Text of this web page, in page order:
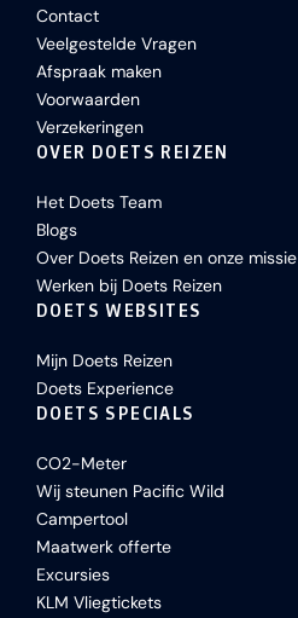
Contact
Veelgestelde Vragen
Afspraak maken
Voorwaarden
Verzekeringen
OVER DOETS REIZEN
Het Doets Team
Blogs
Over Doets Reizen en onze missie
Werken bij Doets Reizen
DOETS WEBSITES
Mijn Doets Reizen
Doets Experience
DOETS SPECIALS
CO2-Meter
Wij steunen Pacific Wild
Campertool
Maatwerk offerte
Excursies
KLM Vliegtickets